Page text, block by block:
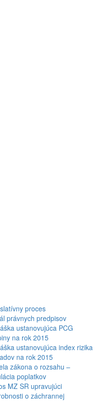
proces
právnych predpisov
ustanovujúca PCG
na rok 2015
ustanovujúca index rizika
na rok 2015
zákona o rozsahu –
poplatkov
MZ SR upravujúci
o záchrannej